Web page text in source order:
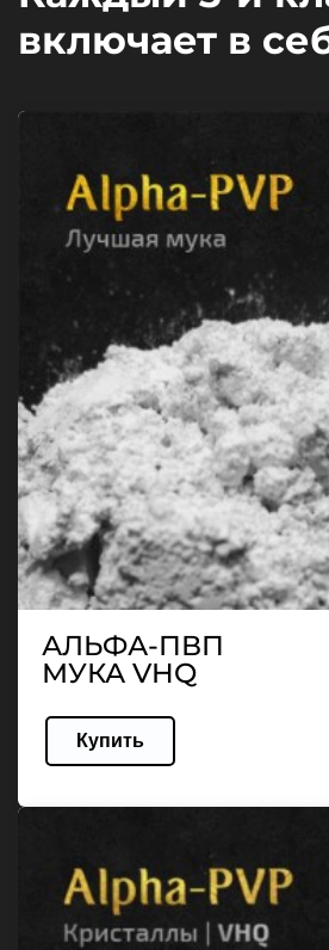
включает в
АЛЬФА-ПВП
МУКА VHQ
Купить